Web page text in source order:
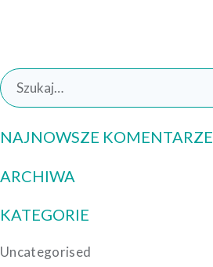
Search
for:
NAJNOWSZE KOMENTARZE
ARCHIWA
KATEGORIE
Uncategorised